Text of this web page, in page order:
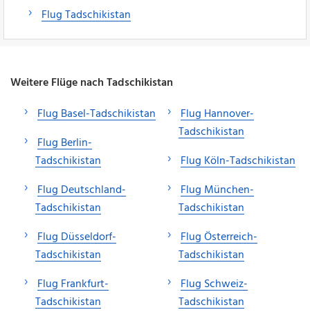
Flug Tadschikistan
Weitere Flüge nach Tadschikistan
Flug Basel-Tadschikistan
Flug Berlin-
Tadschikistan
Flug Deutschland-
Tadschikistan
Flug Düsseldorf-
Tadschikistan
Flug Frankfurt-
Tadschikistan
Flug Hannover-
Tadschikistan
Flug Köln-Tadschikistan
Flug München-
Tadschikistan
Flug Österreich-
Tadschikistan
Flug Schweiz-
Tadschikistan